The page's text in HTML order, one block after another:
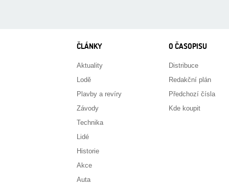
ČLÁNKY
Aktuality
Lodě
Plavby a revíry
Závody
Technika
Lidé
Historie
Akce
Auta
O ČASOPISU
Distribuce
Redakční plán
Předchozí čísla
Kde koupit